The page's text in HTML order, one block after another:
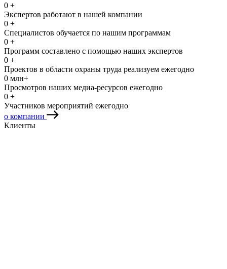
0 +
Экспертов работают в нашей компании
0 +
Специалистов обучается по нашим программам
0 +
Программ составлено с помощью наших экспертов
0 +
Проектов в области охраны труда реализуем ежегодно
0 млн+
Просмотров наших медиа-ресурсов ежегодно
0 +
Участников мероприятий ежегодно
о компании
Клиенты